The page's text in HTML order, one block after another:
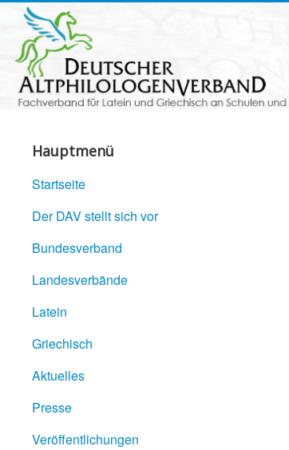
Hauptmenü
Startseite
Der DAV stellt sich vor
Bundesverband
Landesverbände
Latein
Griechisch
Aktuelles
Presse
Veröffentlichungen